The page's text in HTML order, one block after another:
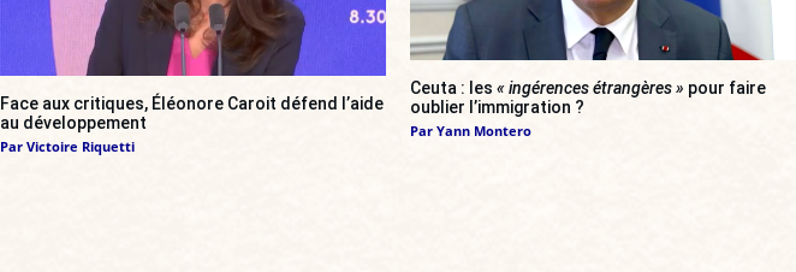
Face aux critiques, Éléonore Caroit défend l’aide
au développement
Par Victoire Riquetti
Ceuta : les « ingérences étrangères » pour faire
oublier l’immigration ?
Par Yann Montero